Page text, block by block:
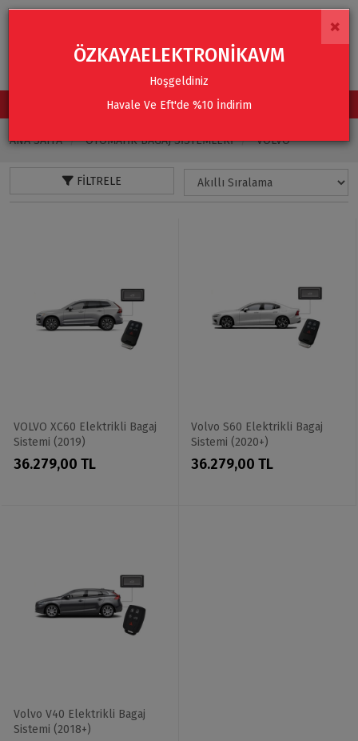
TÜM KATEGORİLER
ANA SAYFA OTOMATIK BAGAJ SISTEMLERI VOLVO
FILTRELE
VOLVO XC60 Elektrikli Bagaj
Sistemi (2019)
36.279,00 TL
Volvo S60 Elektrikli Bagaj
Sistemi (2020+)
36.279,00 TL
Volvo V40 Elektrikli Bagaj
Sistemi (2018+)
×
ÖZKAYAELEKTRONİKAVM
Hoşgeldiniz
Havale Ve Eft'de %10 İndirim